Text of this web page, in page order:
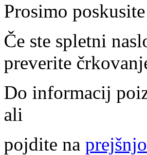
Prosimo
Če ste spletni
preverite
Do informacij
ali
pojdite na